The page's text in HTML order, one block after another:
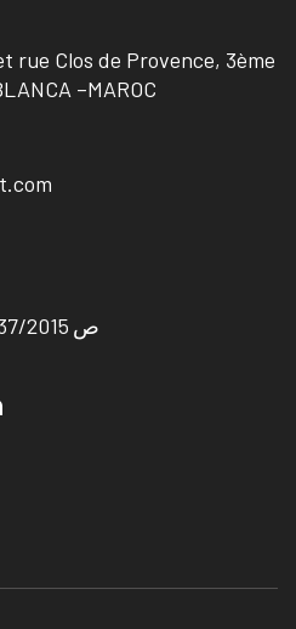
rue Clos de Provence, 3ème
–MAROC
Numéro de dépôt légal : ص 37/2015